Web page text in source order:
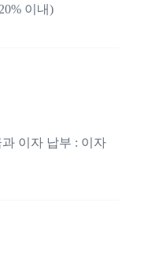
이내)
이자 납부 : 이자